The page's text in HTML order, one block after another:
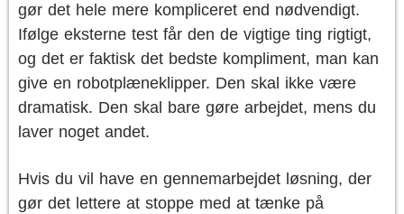
gør det hele mere kompliceret end nødvendigt.
Ifølge eksterne test får den de vigtige ting rigtigt,
og det er faktisk det bedste kompliment, man kan
give en robotplæneklipper. Den skal ikke være
dramatisk. Den skal bare gøre arbejdet, mens du
laver noget andet.
Hvis du vil have en gennemarbejdet løsning, der
gør det lettere at stoppe med at tænke på